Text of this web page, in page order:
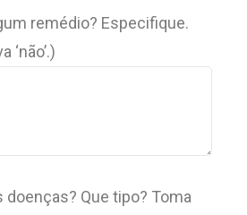
remédio? Especifique.
‘não’.)
Que tipo? Toma